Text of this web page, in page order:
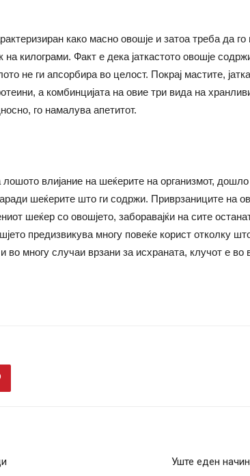
како масно овошје и затоа треба да
килограми. Факт е дека јаткастото овошје
не ги апсорбира во целост. Покрај мастите,
а комбинцијата на овие три вида на
го намалува апетитот.
влијание на шеќерите на организмот,
шеќерите што ги содржи. Приврзаниците на
шеќер со овошјето, заборавајќи на сите
предизвикува многу повеќе корист отколку
во многу случаи врзани за исхраната, клучот е
Уште еден